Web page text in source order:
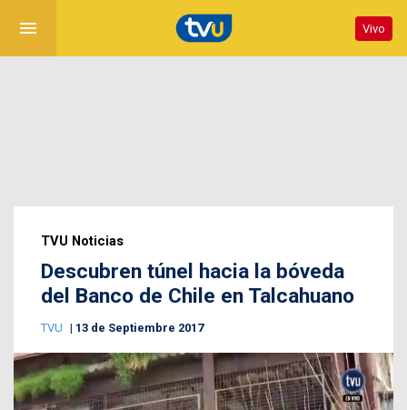
menu Vivo
TVU Noticias
Descubren túnel hacia la bóveda
del Banco de Chile en Talcahuano
TVU 13 de Septiembre 2017